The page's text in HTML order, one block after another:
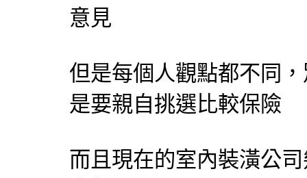
意見
但是每個人觀點都不同
是要親自挑選比較保險
而且現在的室內裝潢公